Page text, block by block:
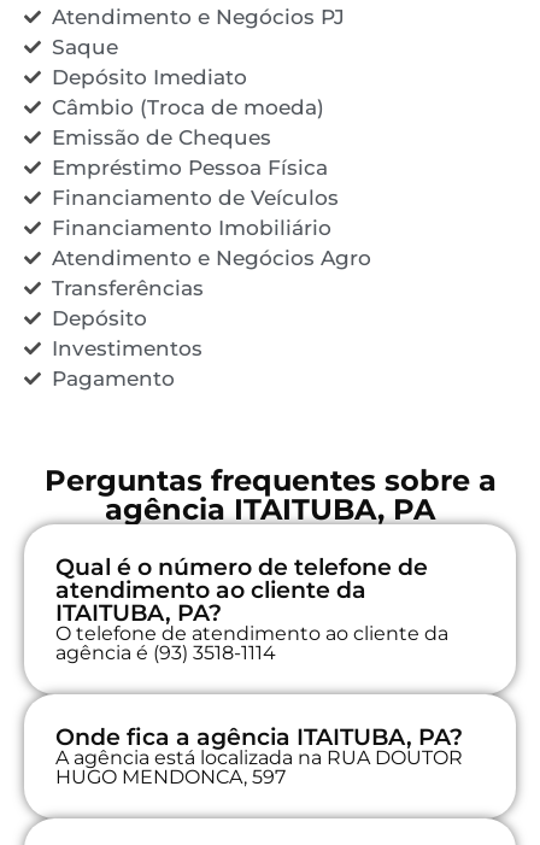
Atendimento e Negócios PJ
Saque
Depósito Imediato
Câmbio (Troca de moeda)
Emissão de Cheques
Empréstimo Pessoa Física
Financiamento de Veículos
Financiamento Imobiliário
Atendimento e Negócios Agro
Transferências
Depósito
Investimentos
Pagamento
Perguntas frequentes sobre a
agência ITAITUBA, PA
Qual é o número de telefone de
atendimento ao cliente da
ITAITUBA, PA?
O telefone de atendimento ao cliente da
agência é (93) 3518-1114
Onde fica a agência ITAITUBA, PA?
A agência está localizada na RUA DOUTOR
HUGO MENDONCA, 597